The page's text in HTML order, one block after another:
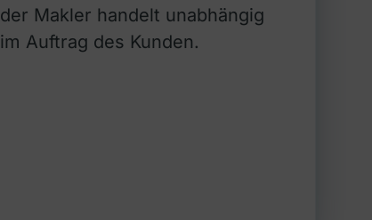
der Makler handelt unabhängig
im Auftrag des Kunden.